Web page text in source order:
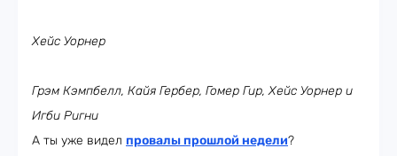
Хейс Уорнер
Грэм Кэмпбелл, Кайя Гербер, Гомер Гир, Хейс Уорнер и
Игби Ригни
А ты уже видел провалы прошлой недели?